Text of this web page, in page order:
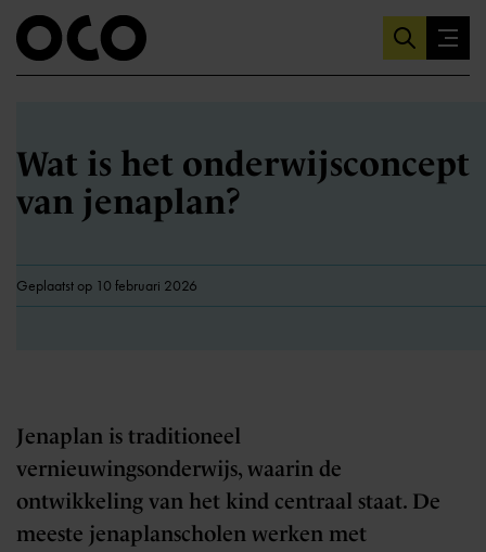
Wat is het onderwijsconcept
van jenaplan?
Geplaatst op 10 februari 2026
Jenaplan is traditioneel
vernieuwingsonderwijs, waarin de
ontwikkeling van het kind centraal staat. De
meeste jenaplanscholen werken met